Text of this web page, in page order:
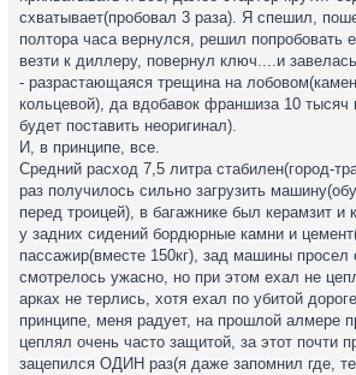
схватывает(пробовал 3 раза). Я спешил,
полтора часа вернулся, решил попробовать
везти к диллеру, повернул ключ....и
- разрастающаяся трещина на
кольцевой), да вдобавок франшиза 10 тысяч
будет поставить неоригинал).
И, в принципе, все.
Средний расход 7,5 литра стабилен(город-
раз получилось сильно загрузить
перед троицей), в багажнике был керамзит и
у задних сидений бордюрные камни и
пассажир(вместе 150кг), зад машины просел
смотрелось ужасно, но при этом ехал не
арках не терлись, хотя ехал по убитой
принципе, меня радует, на прошлой алмере
цеплял очень часто защитой, за этот почти
зацепился ОДИН раз(я даже запомнил где,